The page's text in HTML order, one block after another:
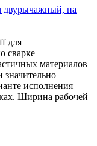
двурычажный, на
для
сварке
материалов
значительно
исполнения
Ширина рабочей